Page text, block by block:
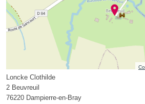
Loncke Clothilde
2 Beuvreuil
76220 Dampierre-en-Bray